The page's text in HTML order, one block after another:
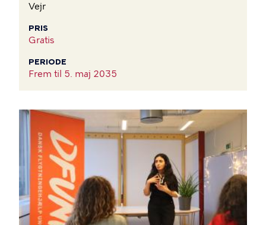
Vejr
PRIS
Gratis
PERIODE
Frem til 5. maj 2035